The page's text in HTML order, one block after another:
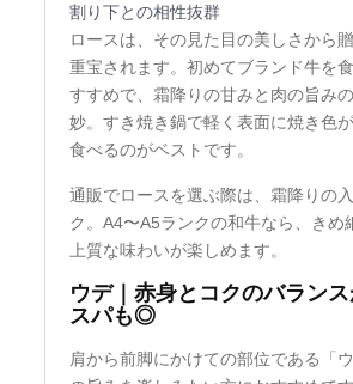
割り下との相性抜群
ロースは、その見た目の美しさから
重宝されます。初めてブランド牛を
すすめで、霜降りの甘みと肉の旨み
妙。すき焼き鍋で軽く表面に焼き色
食べるのがベストです。
通販でロースを選ぶ際は、霜降りの
ク。A4〜A5ランクの和牛なら、きめ
上質な味わいが楽しめます。
ウデ｜赤身とコクのバラン
スパも◎
肩から前脚にかけての部位である「